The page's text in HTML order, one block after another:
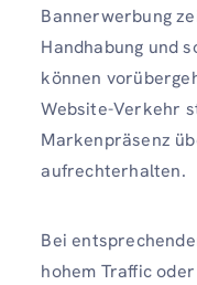
Bannerwerbung
Handhabung und
können
Website-Verkehr
Markenpräsenz
aufrechterhalten.
Bei
hohem Traffic